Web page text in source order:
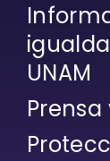
UNAM